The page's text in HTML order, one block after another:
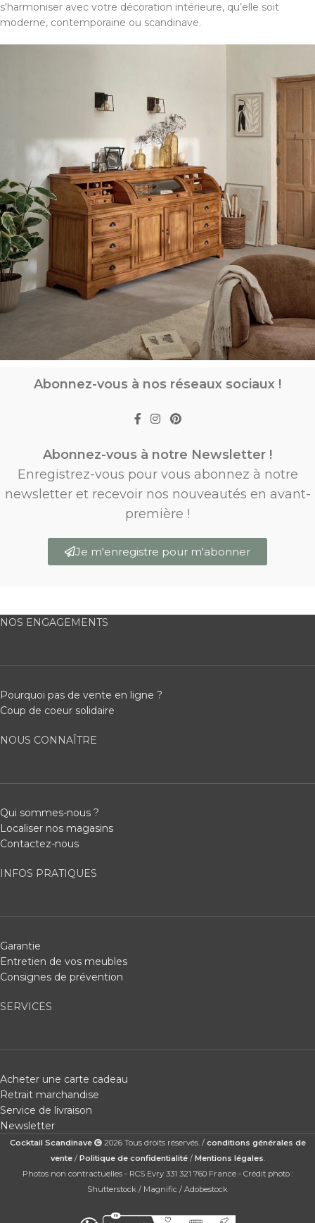
s'harmoniser avec votre décoration intérieure, qu’elle soit
moderne, contemporaine ou scandinave.
Abonnez-vous à nos réseaux sociaux !
Abonnez-vous à notre Newsletter !
Enregistrez-vous pour vous abonnez à notre
newsletter et recevoir nos nouveautés en avant-
première !
Je m'enregistre pour m'abonner
NOS ENGAGEMENTS
Pourquoi pas de vente en ligne ?
Coup de coeur solidaire
NOUS CONNAÎTRE
Qui sommes-nous ?
Localiser nos magasins
Contactez-nous
INFOS PRATIQUES
Garantie
Entretien de vos meubles
Consignes de prévention
SERVICES
Acheter une carte cadeau
Retrait marchandise
Service de livraison
Newsletter
Cocktail Scandinave 2026 Tous droits réservés. / conditions générales de
vente/ Politique de confidentialité/ Mentions légales
Photos non contractuelles - RCS Evry 331 321 760 France - Crédit photo :
Shutterstock / Magnific / Adobestock